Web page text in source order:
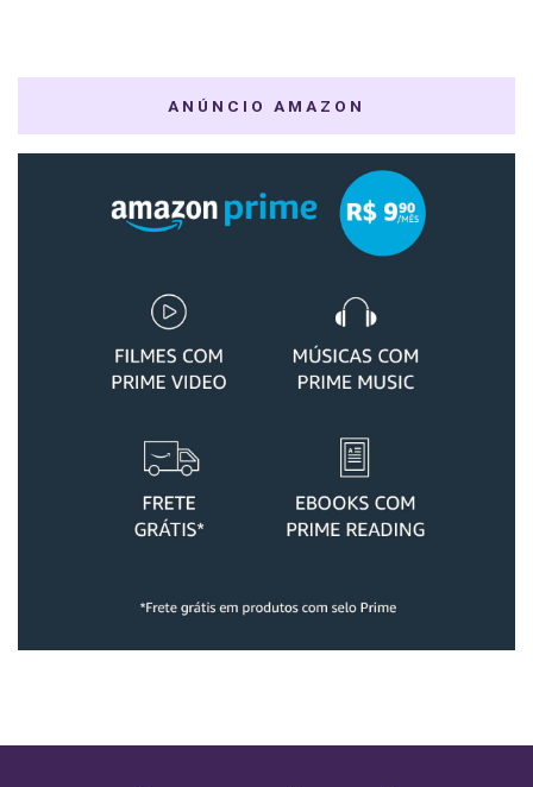
ANÚNCIO AMAZON